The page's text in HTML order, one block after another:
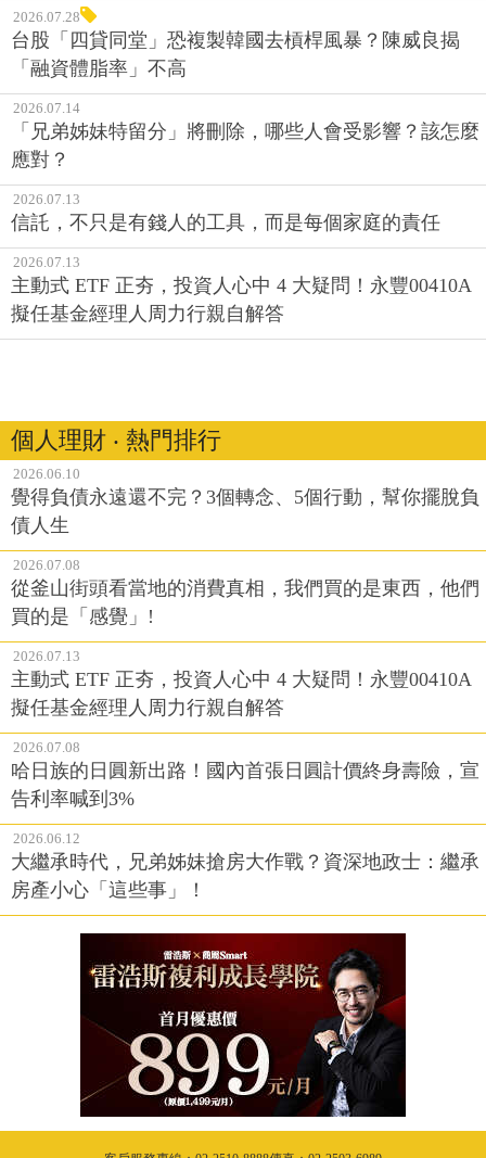
2026.07.28
台股「四貸同堂」恐複製韓國去槓桿風暴？陳威良揭
「融資體脂率」不高
2026.07.14
「兄弟姊妹特留分」將刪除，哪些人會受影響？該怎麼
應對？
2026.07.13
信託，不只是有錢人的工具，而是每個家庭的責任
2026.07.13
主動式 ETF 正夯，投資人心中 4 大疑問！永豐00410A
擬任基金經理人周力行親自解答
個人理財 ‧ 熱門排行
2026.06.10
覺得負債永遠還不完？3個轉念、5個行動，幫你擺脫負
債人生
2026.07.08
從釜山街頭看當地的消費真相，我們買的是東西，他們
買的是「感覺」!
2026.07.13
主動式 ETF 正夯，投資人心中 4 大疑問！永豐00410A
擬任基金經理人周力行親自解答
2026.07.08
哈日族的日圓新出路！國內首張日圓計價終身壽險，宣
告利率喊到3%
2026.06.12
大繼承時代，兄弟姊妹搶房大作戰？資深地政士：繼承
房產小心「這些事」！